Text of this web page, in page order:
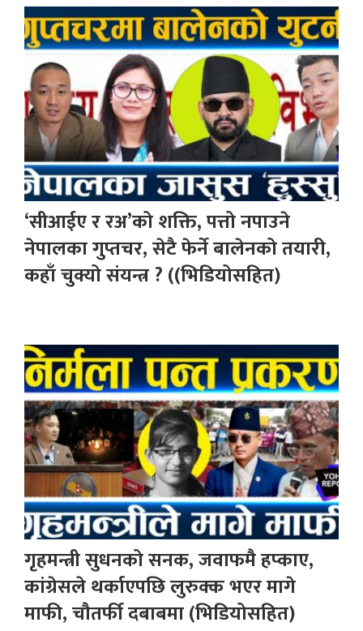
‘सीआईए र रअ’को शक्ति, पत्तो नपाउने
नेपालका गुप्तचर, सेटै फेर्ने बालेनको तयारी,
कहाँ चुक्यो संयन्त्र ? ((भिडियोसहित)
गृहमन्त्री सुधनको सनक, जवाफमै हप्काए,
कांग्रेसले थर्काएपछि लुरुक्क भएर मागे
माफी, चौतर्फी दबाबमा (भिडियोसहित)